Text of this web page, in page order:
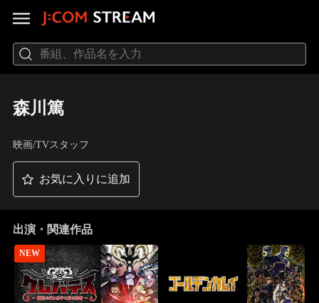
森川篤
映画/TVスタッフ
お気に入りに追加
出演・関連作品
NEW